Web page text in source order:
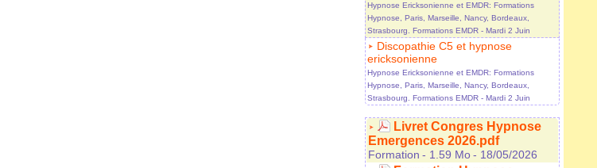
Hypnose Ericksonienne et EMDR: Formations
Hypnose, Paris, Marseille, Nancy, Bordeaux,
Strasbourg. Formations EMDR - Mardi 2 Juin
Discopathie C5 et hypnose
ericksonienne
Hypnose Ericksonienne et EMDR: Formations
Hypnose, Paris, Marseille, Nancy, Bordeaux,
Strasbourg. Formations EMDR - Mardi 2 Juin
Livret Congres Hypnose
Emergences 2026.pdf
Formation - 1.59 Mo- 18/05/2026